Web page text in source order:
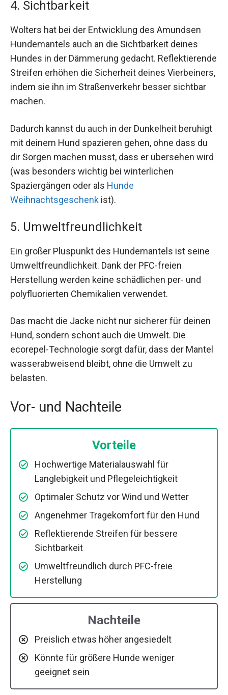
4. Sichtbarkeit
Wolters hat bei der Entwicklung des Amundsen
Hundemantels auch an die Sichtbarkeit deines
Hundes in der Dämmerung gedacht. Reflektierende
Streifen erhöhen die Sicherheit deines Vierbeiners,
indem sie ihn im Straßenverkehr besser sichtbar
machen.
Dadurch kannst du auch in der Dunkelheit beruhigt
mit deinem Hund spazieren gehen, ohne dass du
dir Sorgen machen musst, dass er übersehen wird
(was besonders wichtig bei winterlichen
Spaziergängen oder als Hunde
Weihnachtsgeschenk ist).
5. Umweltfreundlichkeit
Ein großer Pluspunkt des Hundemantels ist seine
Umweltfreundlichkeit. Dank der PFC-freien
Herstellung werden keine schädlichen per- und
polyfluorierten Chemikalien verwendet.
Das macht die Jacke nicht nur sicherer für deinen
Hund, sondern schont auch die Umwelt. Die
ecorepel-Technologie sorgt dafür, dass der Mantel
wasserabweisend bleibt, ohne die Umwelt zu
belasten.
Vor- und Nachteile
Vorteile
Hochwertige Materialauswahl für
Langlebigkeit und Pflegeleichtigkeit
Optimaler Schutz vor Wind und Wetter
Angenehmer Tragekomfort für den Hund
Reflektierende Streifen für bessere
Sichtbarkeit
Umweltfreundlich durch PFC-freie
Herstellung
Nachteile
Preislich etwas höher angesiedelt
Könnte für größere Hunde weniger
geeignet sein